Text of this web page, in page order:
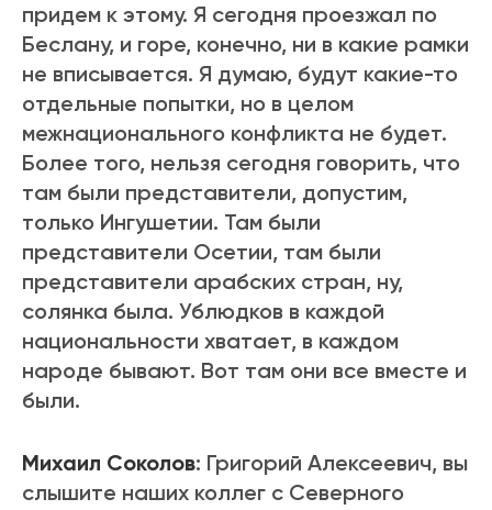
придем к этому. Я сегодня проезжал по
Беслану, и горе, конечно, ни в какие рамки
не вписывается. Я думаю, будут какие-то
отдельные попытки, но в целом
межнационального конфликта не будет.
Более того, нельзя сегодня говорить, что
там были представители, допустим,
только Ингушетии. Там были
представители Осетии, там были
представители арабских стран, ну,
солянка была. Ублюдков в каждой
национальности хватает, в каждом
народе бывают. Вот там они все вместе и
были.
Михаил Соколов: Григорий Алексеевич, вы
слышите наших коллег с Северного